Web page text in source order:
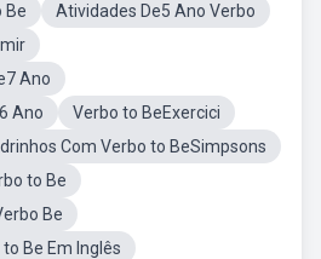
Be
Atividades De5 Ano Verbo
Ano
Ano
Verbo to BeExercici
Com Verbo to BeSimpsons
to Be
Be
Be Em Inglês